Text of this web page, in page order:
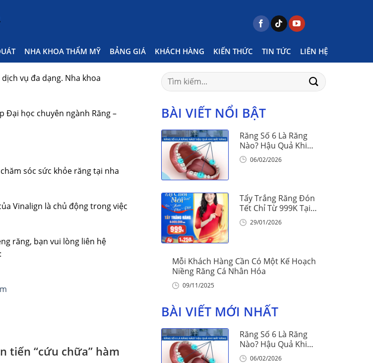
NHA KHOA THẨM MỸ BẢNG GIÁ KHÁCH HÀNG KIẾN THỨC TIN TỨC LIÊN HỆ
Chăm sóc răng miệng Page 5
vụ đa dạng. Nha khoa
Đại học chuyên ngành Răng –
sóc sức khỏe răng tại nha
Vinalign là chủ động trong việc
răng, bạn vui lòng liên hệ
:
tiến “cứu chữa” hàm
Search
for:
BÀI VIẾT NỔI BẬT
Răng Số 6 Là Răng
Nào? Hậu Quả Khi
Mất Răng Số 6
06/02/2026
Tẩy Trắng Răng Đón
Tết Chỉ Từ 999K Tại
Nha Khoa Vinalign
29/01/2026
Mỗi Khách Hàng Cần Có Một Kế Hoạch
Niềng Răng Cá Nhân Hóa
09/11/2025
BÀI VIẾT MỚI NHẤT
Răng Số 6 Là Răng
Nào? Hậu Quả Khi
Mất Răng Số 6
06/02/2026